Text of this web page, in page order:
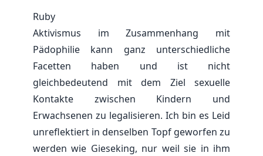
Ruby
Aktivismus im Zusammenhang mit
Pädophilie kann ganz unterschiedliche
Facetten haben und ist nicht
gleichbedeutend mit dem Ziel sexuelle
Kontakte zwischen Kindern und
Erwachsenen zu legalisieren. Ich bin es Leid
unreflektiert in denselben Topf geworfen zu
werden wie Gieseking, nur weil sie in ihm